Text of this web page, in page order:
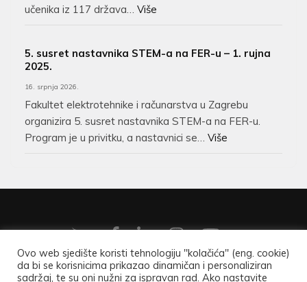
učenika iz 117 država… Više
5. susret nastavnika STEM-a na FER-u – 1. rujna
2025.
16. srpnja 2026.
Fakultet elektrotehnike i računarstva u Zagrebu
organizira 5. susret nastavnika STEM-a na FER-u.
Program je u privitku, a nastavnici se… Više
Copyright ©2026Hrvatsko matematičko društvo. Opći
Ovo web sjedište koristi tehnologiju "kolačića" (eng. cookie)
da bi se korisnicima prikazao dinamičan i personaliziran
sadržaj, te su oni nužni za ispravan rad. Ako nastavite